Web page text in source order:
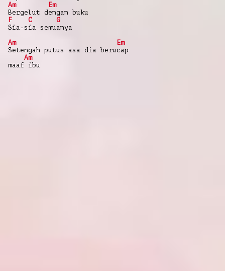
Am
Em
Bergelut dengan buku
F
C
G
Sia-sia semuanya
Am
Em
Setengah putus asa dia berucap
Am
maaf ibu